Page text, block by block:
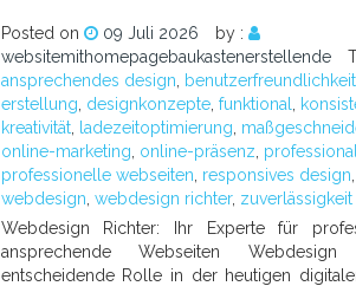
Posted on 09 Juli 2026
by :
websitemithomepagebaukastenerstellende
ansprechendes design
benutzerfreundlichkeit,
erstellung designkonzepte, funktional
kreativität, ladezeitoptimierung
online-marketing online-präsenz
professionelle webseiten responsives design
webdesign webdesign richter, zuverlässigkeit
Webdesign Richter: Ihr Experte für
ansprechende Webseiten
entscheidende Rolle in der heutigen